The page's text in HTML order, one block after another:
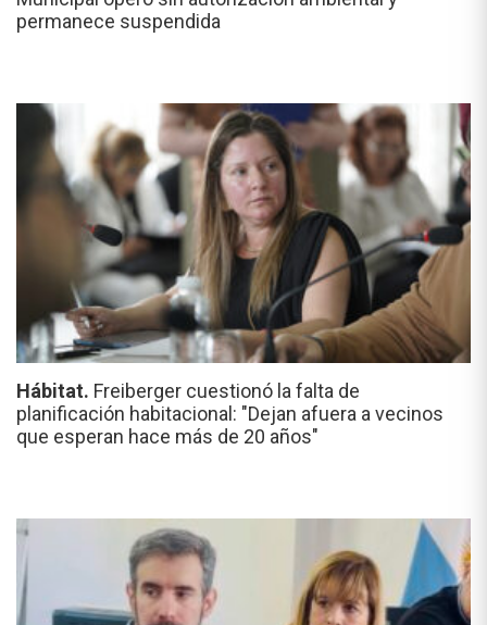
permanece suspendida
Hábitat. Freiberger cuestionó la falta de
planificación habitacional: "Dejan afuera a vecinos
que esperan hace más de 20 años"